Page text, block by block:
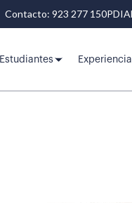
Contacto: 923 277 150PDI
Estudiantes